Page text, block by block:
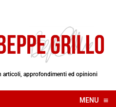
articoli, approfondimenti ed opinioni
MENU ≡
☰